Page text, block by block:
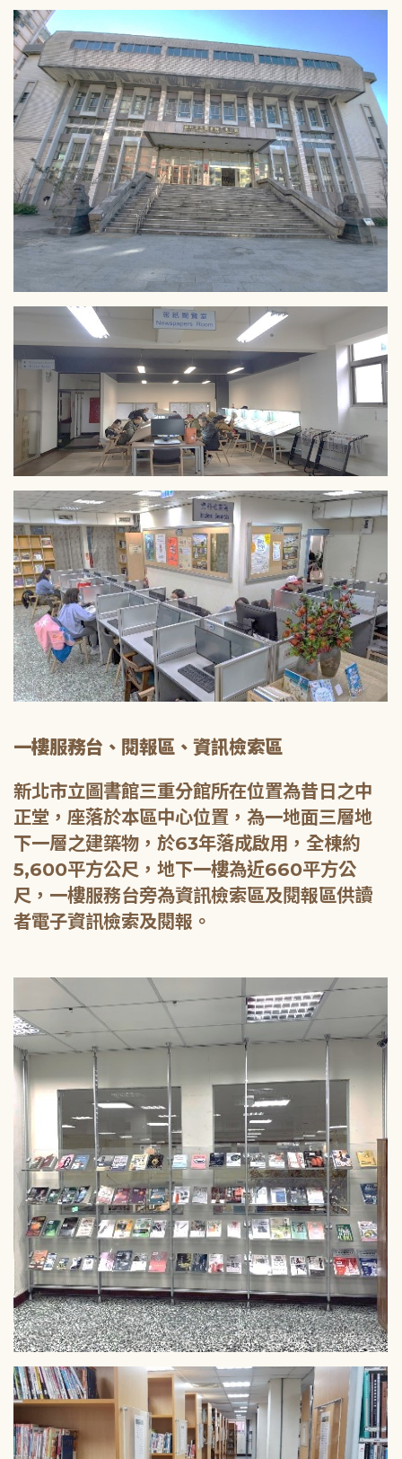
一樓服務台、閱報區、資訊檢索區
新北市立圖書館三重分館所在位置為昔日之中
正堂，座落於本區中心位置，為一地面三層地
下一層之建築物，於63年落成啟用，全棟約
5,600平方公尺，地下一樓為近660平方公
尺，一樓服務台旁為資訊檢索區及閱報區供讀
者電子資訊檢索及閱報。